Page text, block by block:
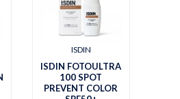
ISDIN
ISDIN FOTOULTRA
100 SPOT
PREVENT COLOR